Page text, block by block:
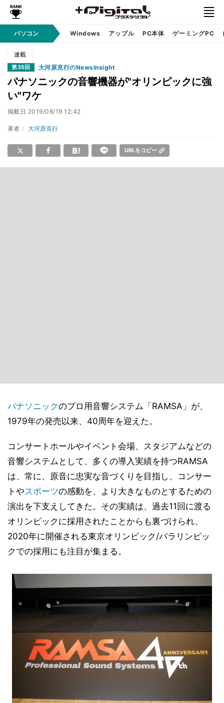
パソコン Windows アップル PC本体 ゲーミングPC
連載
第35回 大河原克行のNewsInsight
パナソニックの音響機器が"オリンピックに強
い"ワケ
掲載日 2019/08/19 12:42
著者： 大河原克行
URLをコピー
パナソニックのプロ用音響システム「RAMSA」が、
1979年の発売以来、40周年を迎えた。
コンサートホールやイベント会場、スタジアムなどの
音響システムとして、多くの導入実績を持つRAMSA
は、常に、原音に忠実な音づくりを目指し、コンサー
トやスポーツの感動を、より大きなものとするための
演出を下支えしてきた。その実績は、過去11回に渡る
オリンピックに採用されたことからも裏づけられ、
2020年に開催される東京オリンピック/パラリンピッ
クでの採用にも注目が集まる。